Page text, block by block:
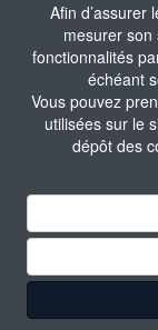
Afin d’assurer
mesurer
fonctionnalités
échéant
Vous pouvez
utilisées sur le
dépôt des